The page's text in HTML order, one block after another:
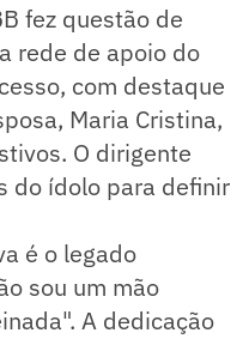
fez questão de
rede de apoio do
com destaque
Maria Cristina,
O dirigente
do ídolo para definir
é o legado
sou um mão
A dedicação